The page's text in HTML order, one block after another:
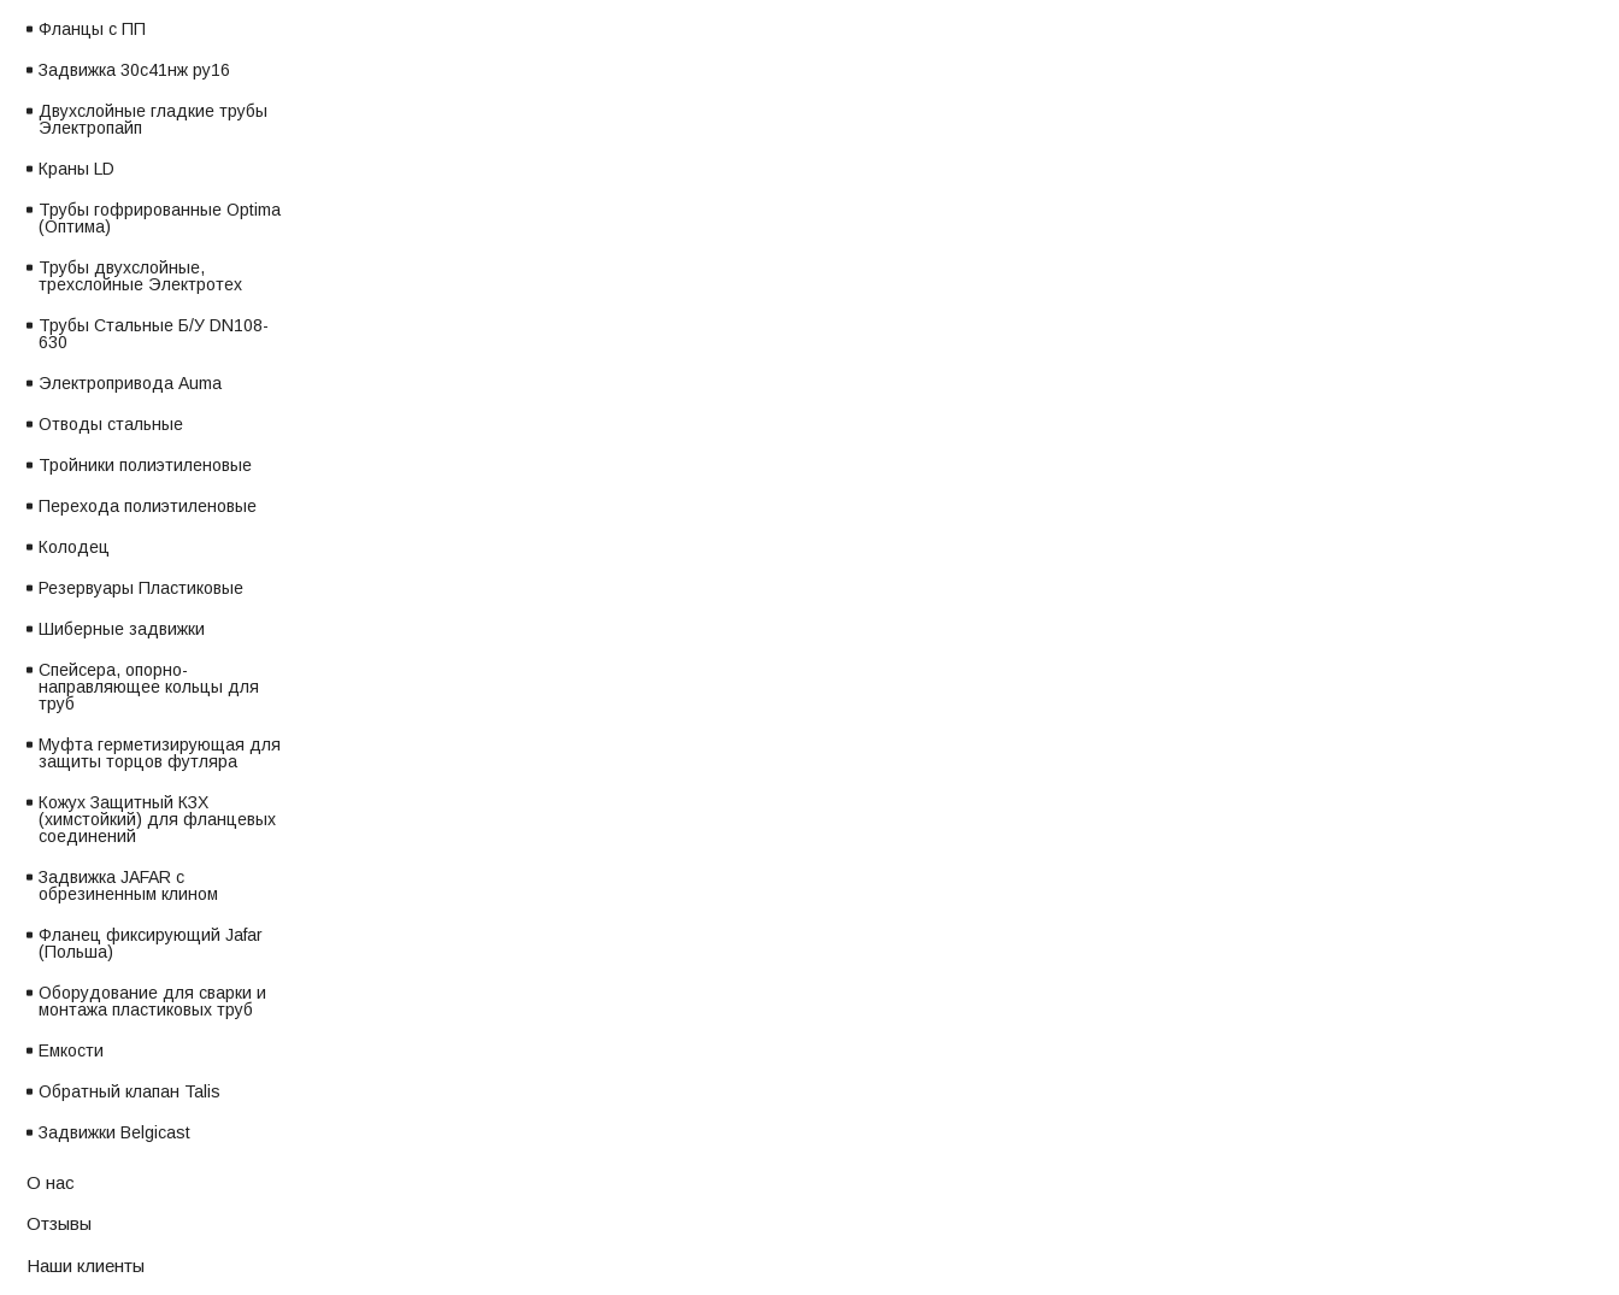
Фланцы с ПП
Задвижка 30с41нж ру16
Двухслойные гладкие трубы
Электропайп
Краны LD
Трубы гофрированные Optima
(Оптима)
Трубы двухслойные,
трехслойные Электротех
Трубы Стальные Б/У DN108-
630
Электропривода Auma
Отводы стальные
Тройники полиэтиленовые
Перехода полиэтиленовые
Колодец
Резервуары Пластиковые
Шиберные задвижки
Спейсера, опорно-
направляющее кольцы для
труб
Муфта герметизирующая для
защиты торцов футляра
Кожух Защитный КЗХ
(химстойкий) для фланцевых
соединений
Задвижка JAFAR с
обрезиненным клином
Фланец фиксирующий Jafar
(Польша)
Оборудование для сварки и
монтажа пластиковых труб
Емкости
Обратный клапан Talis
Задвижки Belgicast
О нас
Отзывы
Наши клиенты